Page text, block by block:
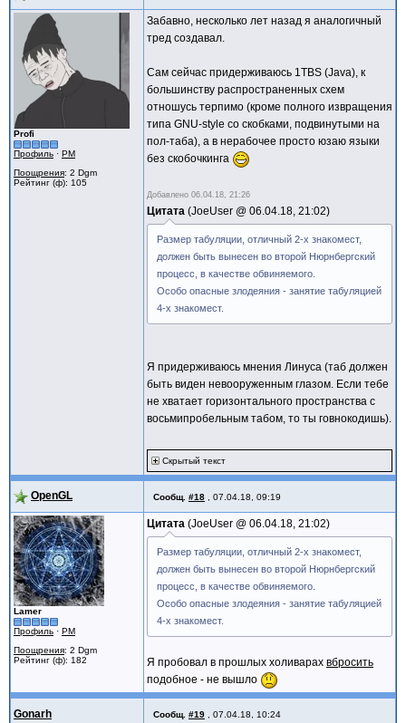
Profi
Профиль · PM
Поощрения: 2 Dgm
Рейтинг (ф): 105
Забавно, несколько лет назад я аналогичный
тред создавал.
Сам сейчас придерживаюсь 1TBS (Java), к
большинству распространенных схем
отношусь терпимо (кроме полного извращения
типа GNU-style со скобками, подвинутыми на
пол-таба), а в нерабочее просто юзаю языки
без скобочкинга
Добавлено 06.04.18, 21:26
Цитата JoeUser @ 06.04.18, 21:02
Размер табуляции, отличный 2-х знакомест,
должен быть вынесен во второй Нюрнбергский
процесс, в качестве обвиняемого.
Особо опасные злодеяния - занятие табуляцией
4-х знакомест.
Я придерживаюсь мнения Линуса (таб должен
быть виден невооруженным глазом. Если тебе
не хватает горизонтального пространства с
восьмипробельным табом, то ты говнокодишь).
Скрытый текст
OpenGL Сообщ. #18 07.04.18, 09:19
Lamer
Профиль · PM
Поощрения: 2 Dgm
Рейтинг (ф): 182
Цитата JoeUser @ 06.04.18, 21:02
Размер табуляции, отличный 2-х знакомест,
должен быть вынесен во второй Нюрнбергский
процесс, в качестве обвиняемого.
Особо опасные злодеяния - занятие табуляцией
4-х знакомест.
Я пробовал в прошлых холиварах вбросить
подобное - не вышло
Gonarh Сообщ. #19 07.04.18, 10:24